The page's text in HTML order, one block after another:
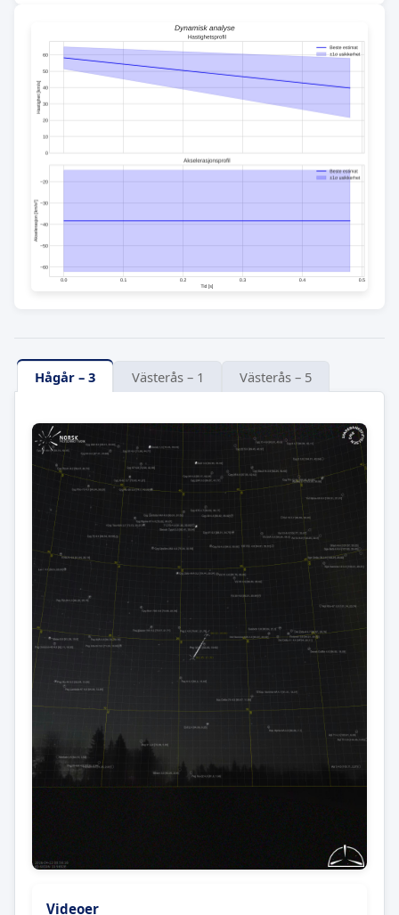
Hågår – 3 Västerås – 1 Västerås – 5
Videoer